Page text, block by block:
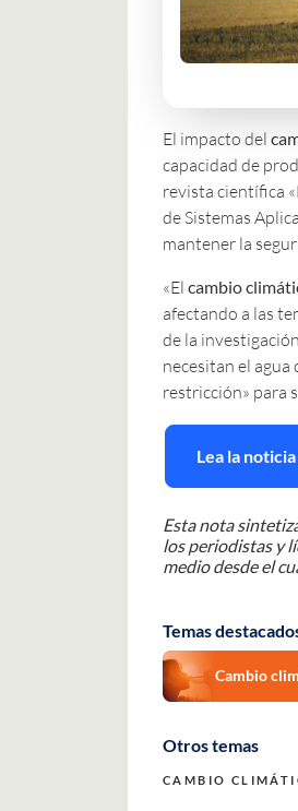
El impacto del
capacidad de
revista científica
de Sistemas
mantener la
«El cambio
afectando a las
de la
necesitan el
restricción» para
Lea la
Esta nota
los periodistas y
medio desde el
Temas
Cambio
Otros temas
CAMBIO